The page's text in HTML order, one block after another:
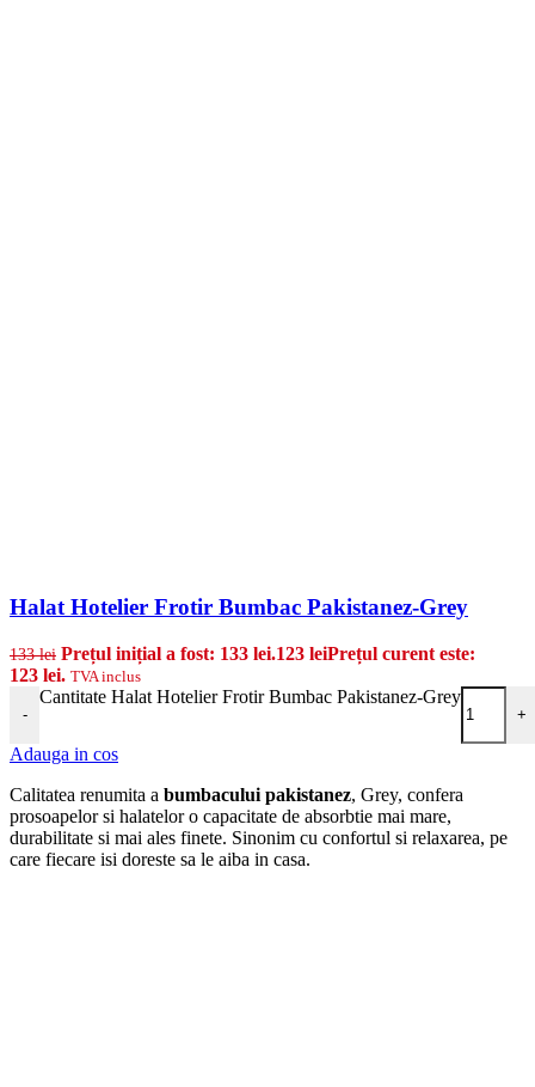
Halat Hotelier Frotir Bumbac Pakistanez-Grey
133lei Prețul inițial a fost: 133 lei.123 leiPrețul curent este:
123 lei. TVA inclus
-
Cantitate Halat Hotelier Frotir Bumbac Pakistanez-Grey
+
Adauga in cos
Calitatea renumita a bumbacului pakistanez, Grey, confera
prosoapelor si halatelor o capacitate de absorbtie mai mare,
durabilitate si mai ales finete. Sinonim cu confortul si relaxarea, pe
care fiecare isi doreste sa le aiba in casa.